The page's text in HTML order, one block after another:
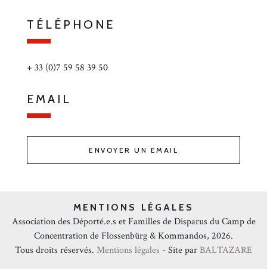
TÉLÉPHONE
+ 33 (0)7 59 58 39 50
EMAIL
ENVOYER UN EMAIL
MENTIONS LÉGALES
Association des Déporté.e.s et Familles de Disparus du Camp de
Concentration de Flossenbürg & Kommandos, 2026.
Tous droits réservés. Mentions légales - Site par BALTAZARE